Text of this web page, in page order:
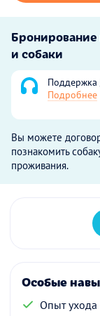
Бронирование
и собаки
Поддержка
Подробнее
Вы можете
познакомить
проживания.
Особые
Опыт ухода